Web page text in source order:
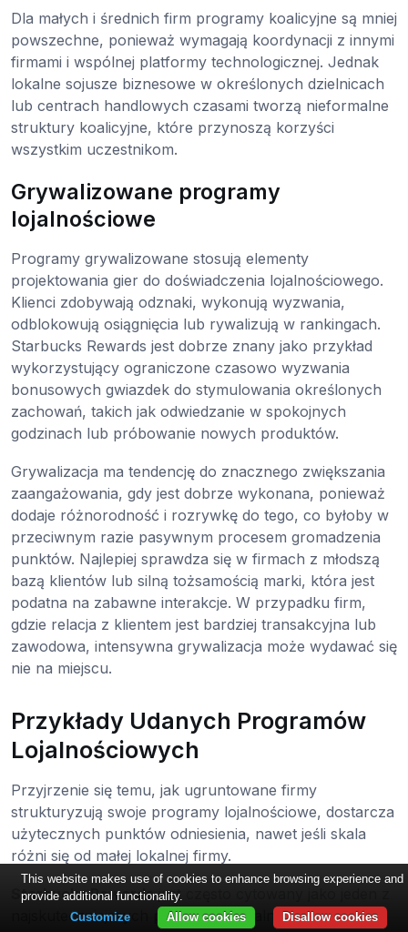
Dla małych i średnich firm programy koalicyjne są mniej
powszechne, ponieważ wymagają koordynacji z innymi
firmami i wspólnej platformy technologicznej. Jednak
lokalne sojusze biznesowe w określonych dzielnicach
lub centrach handlowych czasami tworzą nieformalne
struktury koalicyjne, które przynoszą korzyści
wszystkim uczestnikom.
Grywalizowane programy
lojalnościowe
Programy grywalizowane stosują elementy
projektowania gier do doświadczenia lojalnościowego.
Klienci zdobywają odznaki, wykonują wyzwania,
odblokowują osiągnięcia lub rywalizują w rankingach.
Starbucks Rewards jest dobrze znany jako przykład
wykorzystujący ograniczone czasowo wyzwania
bonusowych gwiazdek do stymulowania określonych
zachowań, takich jak odwiedzanie w spokojnych
godzinach lub próbowanie nowych produktów.
Grywalizacja ma tendencję do znacznego zwiększania
zaangażowania, gdy jest dobrze wykonana, ponieważ
dodaje różnorodność i rozrywkę do tego, co byłoby w
przeciwnym razie pasywnym procesem gromadzenia
punktów. Najlepiej sprawdza się w firmach z młodszą
bazą klientów lub silną tożsamością marki, która jest
podatna na zabawne interakcje. W przypadku firm,
gdzie relacja z klientem jest bardziej transakcyjna lub
zawodowa, intensywna grywalizacja może wydawać się
nie na miejscu.
Przykłady Udanych Programów
Lojalnościowych
Przyjrzenie się temu, jak ugruntowane firmy
strukturyzują swoje programy lojalnościowe, dostarcza
użytecznych punktów odniesienia, nawet jeśli skala
różni się od małej lokalnej firmy.
Starbucks Rewardsjest często cytowany jako jeden z
najskuteczniejszych programów lojalnościowych w
This website makes use of cookies to enhance browsing experience and
provide additional functionality.
Disallow cookies
Allow cookies
Customize